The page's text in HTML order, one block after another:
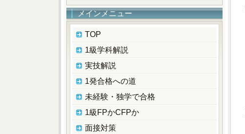
メインメニュー
TOP
1級学科解説
実技解説
1発合格への道
未経験・独学で合格
1級FPかCFPか
面接対策